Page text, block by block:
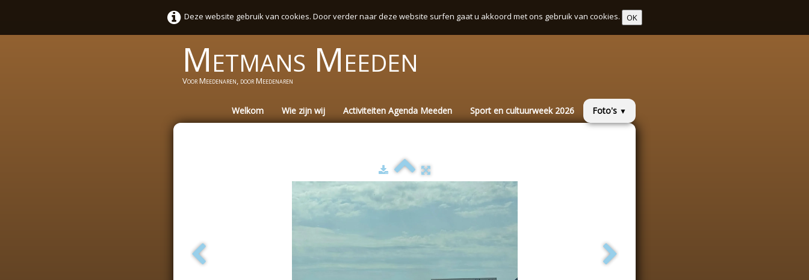
Deze website gebruik van cookies. Door verder naar deze website surfen gaat u akkoord met ons gebruik van cookies. OK
Metmans Meeden
Voor Meedenaren, door Meedenaren
Welkom Wie zijn wij Activiteiten Agenda Meeden Sport en cultuurweek 2026 Foto's ▼